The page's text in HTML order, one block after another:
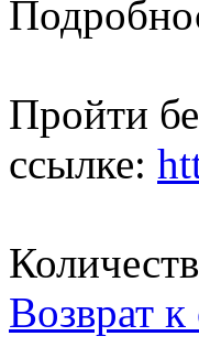
Пройти
ссылке:
Возврат к